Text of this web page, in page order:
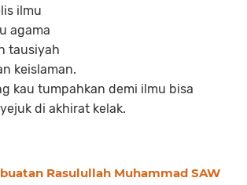
ilmu
agama
tausiyah
keislaman.
kau tumpahkan demi ilmu bisa
di akhirat kelak.
Rasulullah Muhammad SAW